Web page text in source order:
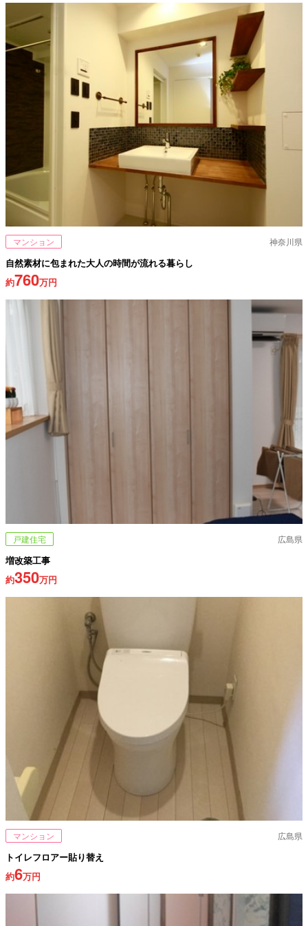
マンション 神奈川県
自然素材に包まれた大人の時間が流れる暮らし
約760万円
戸建住宅 広島県
増改築工事
約350万円
マンション 広島県
トイレフロアー貼り替え
約6万円